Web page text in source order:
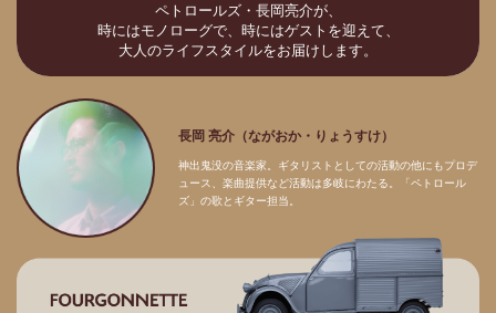
ペトロールズ・長岡亮介が、
時にはモノローグで、時にはゲストを迎えて、
大人のライフスタイルをお届けします。
長岡 亮介（ながおか・りょうすけ）
神出鬼没の音楽家。ギタリストとしての活動の他にもプロデ
ュース、楽曲提供など活動は多岐にわたる。「ペトロール
ズ」の歌とギター担当。